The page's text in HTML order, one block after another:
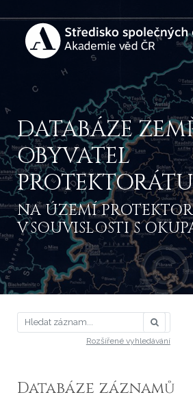
DATABÁZE
OBYVATEL
PROTEKTORÁTU
NA ÚZEMÍ
V SOUVISLOSTI S
Rozšířené vyhledávání
Databáze záznamů